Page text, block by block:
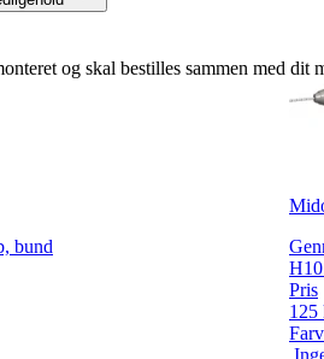
og skal bestilles sammen med dit
bund
Pris
125